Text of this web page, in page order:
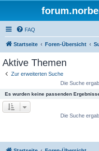
FAQ
Startseite Foren-Übersicht
Aktive Themen
Zur erweiterten Suche
Die Suche
Es wurden keine passenden
Die Suche